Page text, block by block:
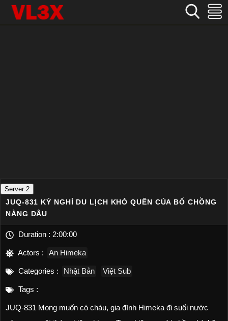
Home Nhật Bản
JUQ-831 Kỳ nghỉ du lịch khó quên của bố chồng nàng dâu
Server 2
JUQ-831 KỲ NGHỈ DU LỊCH KHÓ QUÊN CỦA BỐ CHỒNG
NÀNG DÂU
Duration : 2:00:00
Actors : An Himeka
Categories : Nhật Bản Việt Sub
Tags :
JUQ-831 Mong muốn có cháu, gia đình Himeka đi suối nước